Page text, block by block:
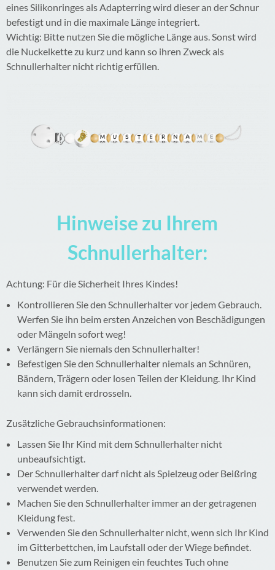
eines Silikonringes als Adapterring wird dieser an der Schnur
befestigt und in die maximale Länge integriert.
Wichtig: Bitte nutzen Sie die mögliche Länge aus. Sonst wird
die Nuckelkette zu kurz und kann so ihren Zweck als
Schnullerhalter nicht richtig erfüllen.
Hinweise zu Ihrem
Schnullerhalter:
Achtung: Für die Sicherheit Ihres Kindes!
Kontrollieren Sie den Schnullerhalter vor jedem Gebrauch.
Werfen Sie ihn beim ersten Anzeichen von Beschädigungen
oder Mängeln sofort weg!
Verlängern Sie niemals den Schnullerhalter!
Befestigen Sie den Schnullerhalter niemals an Schnüren,
Bändern, Trägern oder losen Teilen der Kleidung. Ihr Kind
kann sich damit erdrosseln.
Zusätzliche Gebrauchsinformationen:
Lassen Sie Ihr Kind mit dem Schnullerhalter nicht
unbeaufsichtigt.
Der Schnullerhalter darf nicht als Spielzeug oder Beißring
verwendet werden.
Machen Sie den Schnullerhalter immer an der getragenen
Kleidung fest.
Verwenden Sie den Schnullerhalter nicht, wenn sich Ihr Kind
im Gitterbettchen, im Laufstall oder der Wiege befindet.
Benutzen Sie zum Reinigen ein feuchtes Tuch ohne